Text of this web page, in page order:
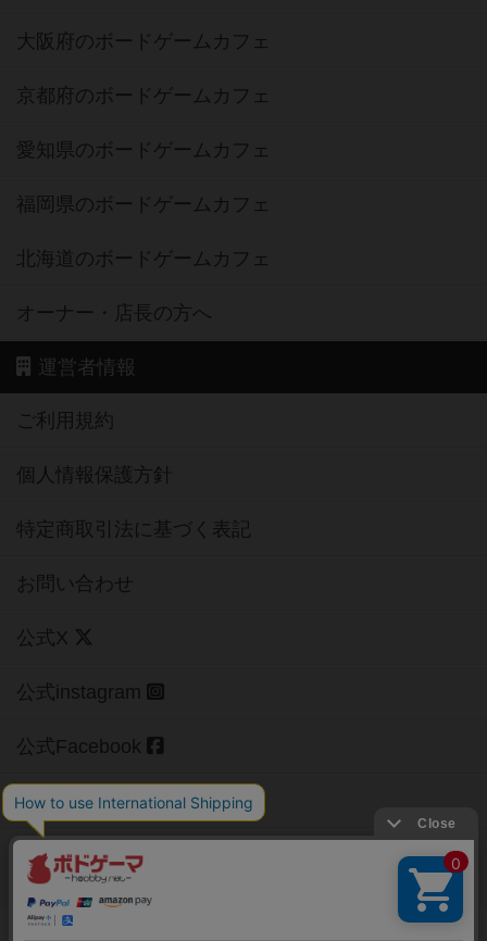
大阪府のボードゲームカフェ
京都府のボードゲームカフェ
愛知県のボードゲームカフェ
福岡県のボードゲームカフェ
北海道のボードゲームカフェ
オーナー・店長の方へ
運営者情報
ご利用規約
個人情報保護方針
特定商取引法に基づく表記
お問い合わせ
公式X
公式instagram
公式Facebook
公式YouTubeチャンネル
【ボドゲーマ】ボードゲームの総合情報サイト